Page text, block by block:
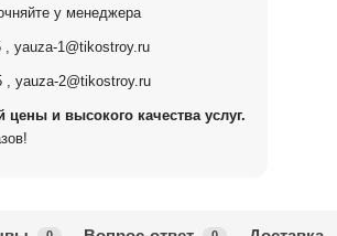
у менеджера
yauza-1@tikostroy.ru
yauza-2@tikostroy.ru
цены и высокого качества услуг.